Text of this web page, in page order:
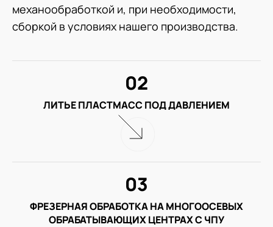
механообработкой и, при необходимости,
сборкой в условиях нашего производства.
ЛИТЬЕ ПЛАСТМАСС ПОД ДАВЛЕНИЕМ
02
ФРЕЗЕРНАЯ ОБРАБОТКА НА МНОГООСЕВЫХ
ОБРАБАТЫВАЮЩИХ ЦЕНТРАХ С ЧПУ
03